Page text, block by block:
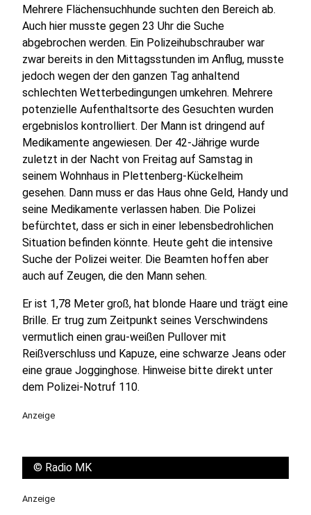
Mehrere Flächensuchhunde suchten den Bereich ab.
Auch hier musste gegen 23 Uhr die Suche
abgebrochen werden. Ein Polizeihubschrauber war
zwar bereits in den Mittagsstunden im Anflug, musste
jedoch wegen der den ganzen Tag anhaltend
schlechten Wetterbedingungen umkehren. Mehrere
potenzielle Aufenthaltsorte des Gesuchten wurden
ergebnislos kontrolliert. Der Mann ist dringend auf
Medikamente angewiesen. Der 42-Jährige wurde
zuletzt in der Nacht von Freitag auf Samstag in
seinem Wohnhaus in Plettenberg-Kückelheim
gesehen. Dann muss er das Haus ohne Geld, Handy und
seine Medikamente verlassen haben. Die Polizei
befürchtet, dass er sich in einer lebensbedrohlichen
Situation befinden könnte. Heute geht die intensive
Suche der Polizei weiter. Die Beamten hoffen aber
auch auf Zeugen, die den Mann sehen.
Er ist 1,78 Meter groß, hat blonde Haare und trägt eine
Brille. Er trug zum Zeitpunkt seines Verschwindens
vermutlich einen grau-weißen Pullover mit
Reißverschluss und Kapuze, eine schwarze Jeans oder
eine graue Jogginghose. Hinweise bitte direkt unter
dem Polizei-Notruf 110.
Anzeige
© Radio MK
Anzeige